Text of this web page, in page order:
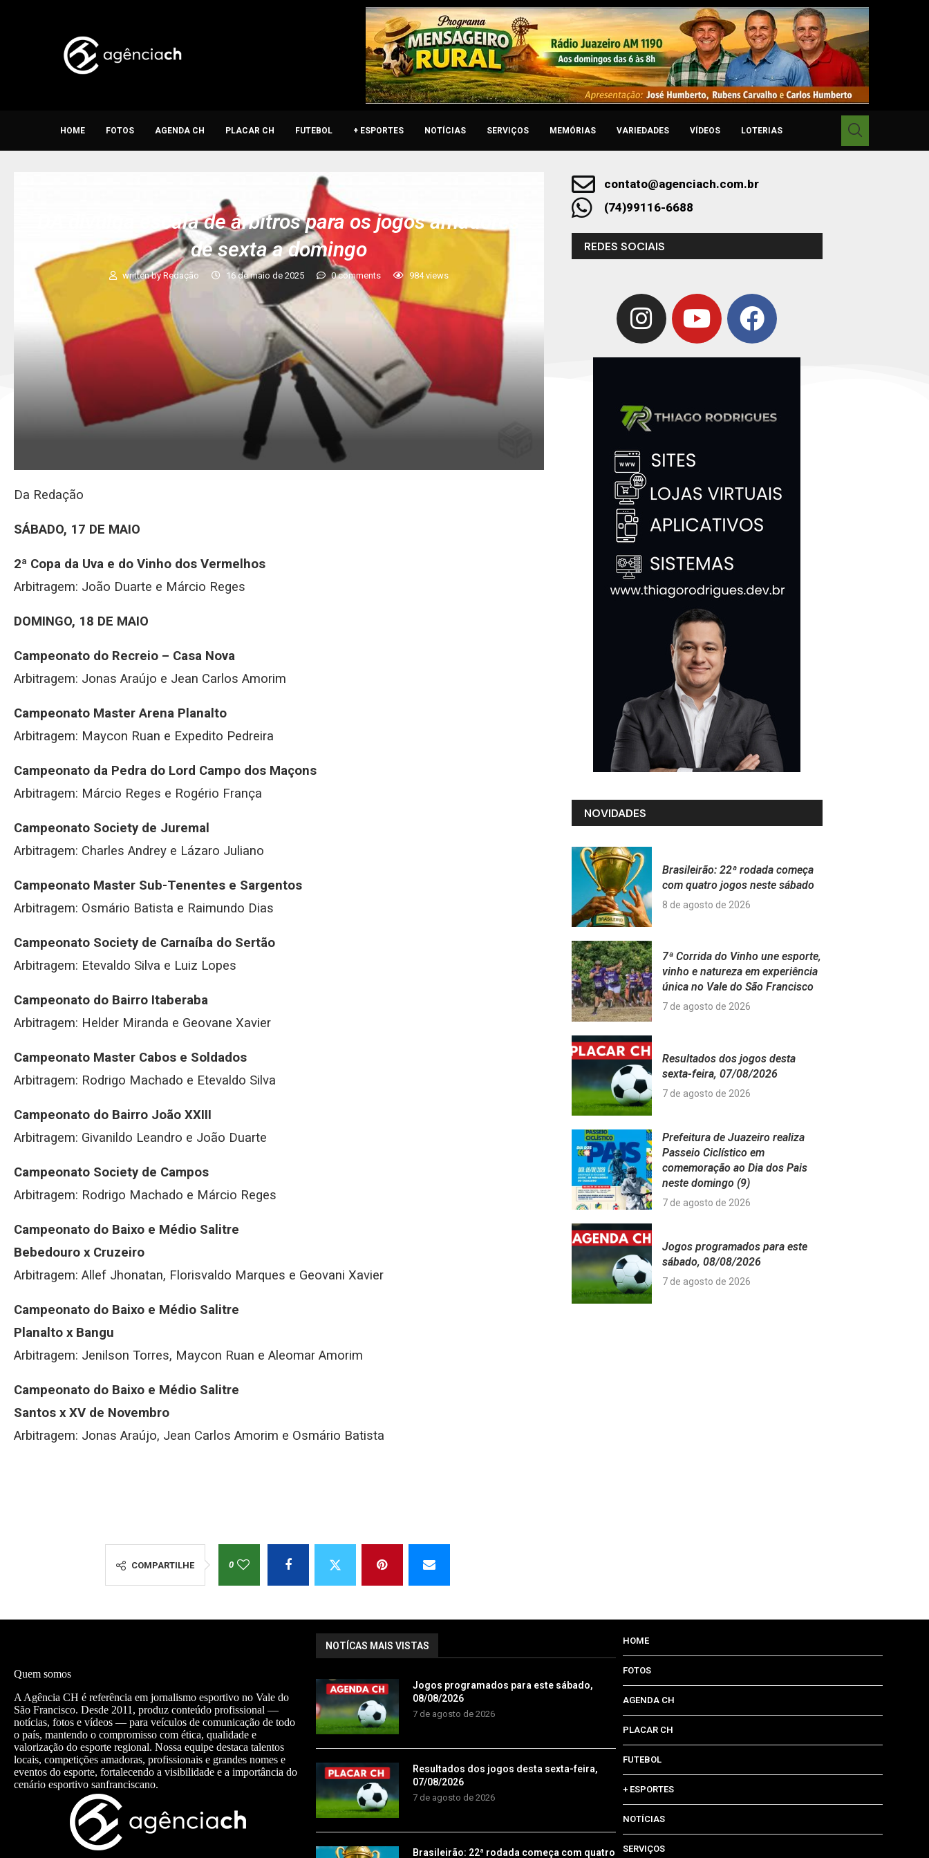
HOME FOTOS AGENDA CH PLACAR CH FUTEBOL + ESPORTES NOTÍCIAS SERVIÇOS MEMÓRIAS VARIEDADES VÍDEOS LOTERIAS
DA divulga escala de árbitros para os jogos amadores
de sexta a domingo
written byRedação 16 de maio de 2025 0 comments 984views
Da Redação
SÁBADO, 17 DE MAIO
2ª Copa da Uva e do Vinho dos Vermelhos
Arbitragem: João Duarte e Márcio Reges
DOMINGO, 18 DE MAIO
Campeonato do Recreio – Casa Nova
Arbitragem: Jonas Araújo e Jean Carlos Amorim
Campeonato Master Arena Planalto
Arbitragem: Maycon Ruan e Expedito Pedreira
Campeonato da Pedra do Lord Campo dos Maçons
Arbitragem: Márcio Reges e Rogério França
Campeonato Society de Juremal
Arbitragem: Charles Andrey e Lázaro Juliano
Campeonato Master Sub-Tenentes e Sargentos
Arbitragem: Osmário Batista e Raimundo Dias
Campeonato Society de Carnaíba do Sertão
Arbitragem: Etevaldo Silva e Luiz Lopes
Campeonato do Bairro Itaberaba
Arbitragem: Helder Miranda e Geovane Xavier
Campeonato Master Cabos e Soldados
Arbitragem: Rodrigo Machado e Etevaldo Silva
Campeonato do Bairro João XXIII
Arbitragem: Givanildo Leandro e João Duarte
Campeonato Society de Campos
Arbitragem: Rodrigo Machado e Márcio Reges
Campeonato do Baixo e Médio Salitre
Bebedouro x Cruzeiro
Arbitragem: Allef Jhonatan, Florisvaldo Marques e Geovani Xavier
Campeonato do Baixo e Médio Salitre
Planalto x Bangu
Arbitragem: Jenilson Torres, Maycon Ruan e Aleomar Amorim
Campeonato do Baixo e Médio Salitre
Santos x XV de Novembro
Arbitragem: Jonas Araújo, Jean Carlos Amorim e Osmário Batista
COMPARTILHE 0
contato@agenciach.com.br
(74)99116-6688
REDES SOCIAIS
NOVIDADES
Brasileirão: 22ª rodada começa
com quatro jogos neste sábado
8 de agosto de 2026
7ª Corrida do Vinho une esporte,
vinho e natureza em experiência
única no Vale do São Francisco
7 de agosto de 2026
Resultados dos jogos desta
sexta-feira, 07/08/2026
7 de agosto de 2026
Prefeitura de Juazeiro realiza
Passeio Ciclístico em
comemoração ao Dia dos Pais
neste domingo (9)
7 de agosto de 2026
Jogos programados para este
sábado, 08/08/2026
7 de agosto de 2026
Quem somos
A Agência CH é referência em jornalismo esportivo no Vale do
São Francisco. Desde 2011, produz conteúdo profissional —
notícias, fotos e vídeos — para veículos de comunicação de todo
o país, mantendo o compromisso com ética, qualidade e
valorização do esporte regional. Nossa equipe destaca talentos
locais, competições amadoras, profissionais e grandes nomes e
eventos do esporte, fortalecendo a visibilidade e a importância do
cenário esportivo sanfranciscano.
NOTÍCAS MAIS VISTAS
Jogos programados para este sábado,
08/08/2026
7 de agosto de 2026
Resultados dos jogos desta sexta-feira,
07/08/2026
7 de agosto de 2026
Brasileirão: 22ª rodada começa com quatro
HOME
FOTOS
AGENDA CH
PLACAR CH
FUTEBOL
+ ESPORTES
NOTÍCIAS
SERVIÇOS